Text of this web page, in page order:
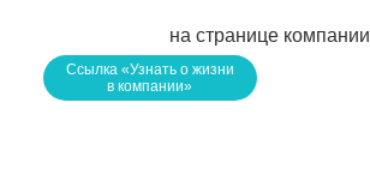
на странице компании
Ссылка «Узнать о жизни
в компании»